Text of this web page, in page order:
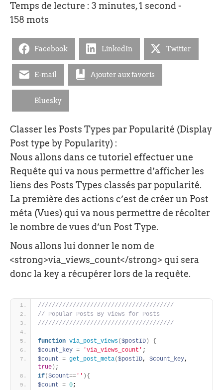
Temps de lecture : 3 minutes, 1 second -
158 mots
Facebook LinkedIn Twitter
E-mail Ajouter aux favoris
Bluesky
Classer les Posts Types par Popularité (Display
Post type by Popularity) :
Nous allons dans ce tutoriel effectuer une
Requête qui va nous permettre d’afficher les
liens des Posts Types classés par popularité.
La première des actions c’est de créer un Post
méta (Vues) qui va nous permettre de récolter
le nombre de vues d’un Post Type.
Nous allons lui donner le nom de
<strong>via_views_count</strong> qui sera
donc la key a récupérer lors de la requête.
///////////////////////////////////////
// Popular Posts By views for Posts
///////////////////////////////////////
function via_post_views($postID )
{
$count_key = 'via_views_count' ;
$count = get_post_meta($postID, $count_key
true ) ;
if($count== '' ) {
$count = 0;